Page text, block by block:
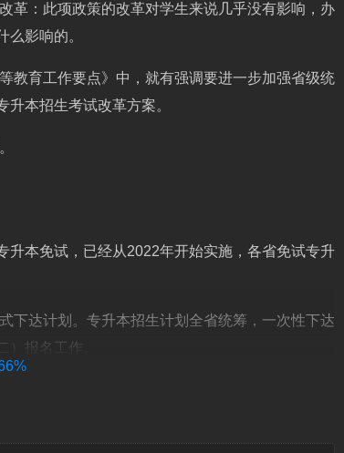
革：此项政策的改革对学生来说几乎没有影响，办
影响的。
教育工作要点》中，就有强调要进一步加强省级统
本招生考试改革方案。
本免试，已经从2022年开始实施，各省免试专升
下达计划。专升本招生计划全省统筹，一次性下达
报名工作。
计划：退役大学生士兵实行专升本免试，符合省市